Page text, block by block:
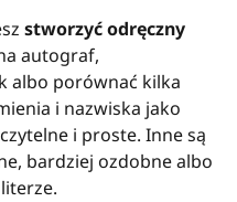
stworzyć odręczny
autograf,
albo porównać kilka
i nazwiska jako
i proste. Inne są
bardziej ozdobne albo